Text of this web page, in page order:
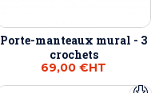
Porte-manteaux mural - 3
crochets
69,00 €HT